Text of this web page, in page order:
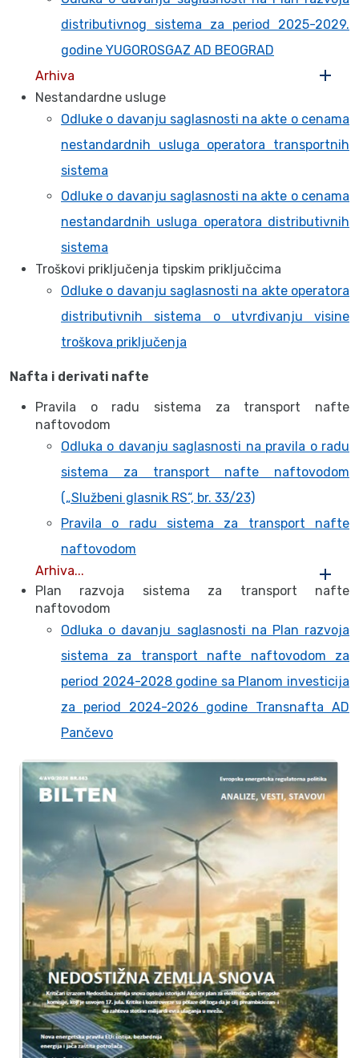
distributivnog sistema za period 2025-2029.
godine YUGOROSGAZ AD BEOGRAD
Arhiva
Nestandardne usluge
Odluke o davanju saglasnosti na akte o cenama
nestandardnih usluga operatora transportnih
sistema
Odluke o davanju saglasnosti na akte o cenama
nestandardnih usluga operatora distributivnih
sistema
Troškovi priključenja tipskim priključcima
Odluke o davanju saglasnosti na akte operatora
distributivnih sistema o utvrđivanju visine
troškova priključenja
Nafta i derivati nafte
Pravila o radu sistema za transport nafte
naftovodom
Odluka o davanju saglasnosti na pravila o radu
sistema za transport nafte naftovodom
(„Službeni glasnik RS“, br. 33/23)
Pravila o radu sistema za transport nafte
naftovodom
Arhiva...
Plan razvoja sistema za transport nafte
naftovodom
Odluka o davanju saglasnosti na Plan razvoja
sistema za transport nafte naftovodom za
period 2024-2028 godine sa Planom investicija
za period 2024-2026 godine Transnafta AD
Pančevo